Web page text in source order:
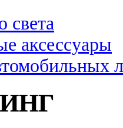
света
аксессуары